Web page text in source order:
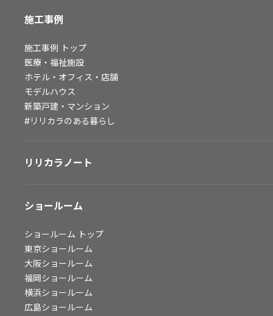
スペースソリューション事業
ファシリティソリューション事業
不動産投資開発事業
会社情報
採用情報
施工事例
施工事例 トップ
医療・福祉施設
ホテル・オフィス・店舗
モデルハウス
新築戸建・マンション
#リリカラのある暮らし
リリカラノート
ショールーム
ショールーム トップ
東京ショールーム
大阪ショールーム
福岡ショールーム
横浜ショールーム
広島ショールーム